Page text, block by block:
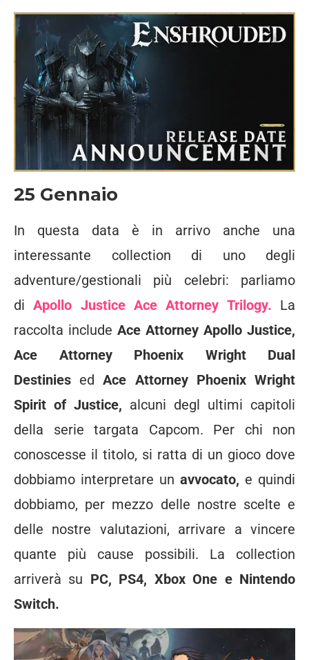
25 Gennaio
In questa data è in arrivo anche una
interessante collection di uno degli
adventure/gestionali più celebri: parliamo
diApollo Justice Ace Attorney Trilogy. La
raccolta include Ace Attorney Apollo Justice,
Ace Attorney Phoenix Wright Dual
Destinies ed Ace Attorney Phoenix Wright
Spirit of Justice, alcuni degl ultimi capitoli
della serie targata Capcom. Per chi non
conoscesse il titolo, si ratta di un gioco dove
dobbiamo interpretare un avvocato, e quindi
dobbiamo, per mezzo delle nostre scelte e
delle nostre valutazioni, arrivare a vincere
quante più cause possibili. La collection
arriverà su PC, PS4, Xbox One e Nintendo
Switch.